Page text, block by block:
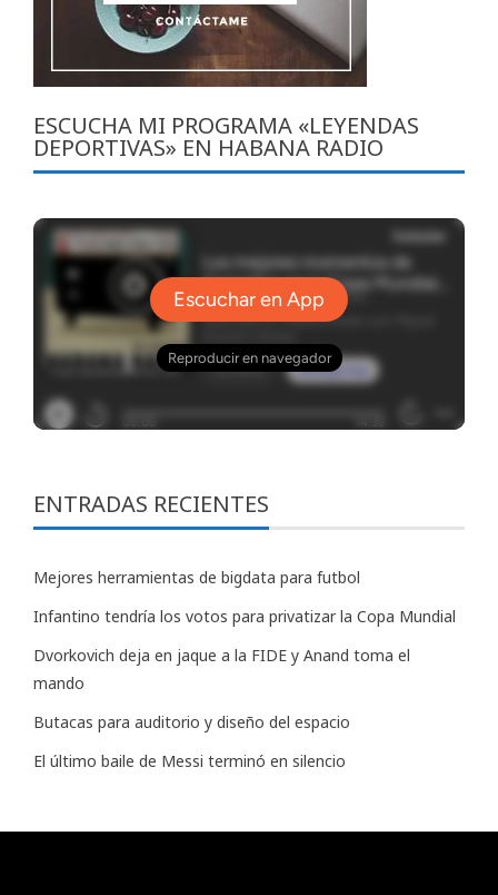
ESCUCHA MI PROGRAMA «LEYENDAS
DEPORTIVAS» EN HABANA RADIO
ENTRADAS RECIENTES
Mejores herramientas de bigdata para futbol
Infantino tendría los votos para privatizar la Copa Mundial
Dvorkovich deja en jaque a la FIDE y Anand toma el
mando
Butacas para auditorio y diseño del espacio
El último baile de Messi terminó en silencio